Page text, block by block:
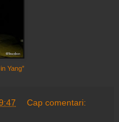
Yang”
Cap comentari: